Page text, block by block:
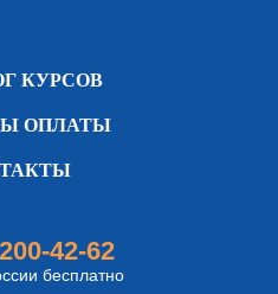
КУРСОВ
ОПЛАТЫ
42-62
бесплатно